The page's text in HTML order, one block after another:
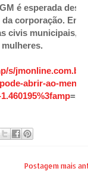
é esperada
corporação. Em
civis municipais,
mulheres.
s/
abrir-ao-menos-
=1
Postagem mais